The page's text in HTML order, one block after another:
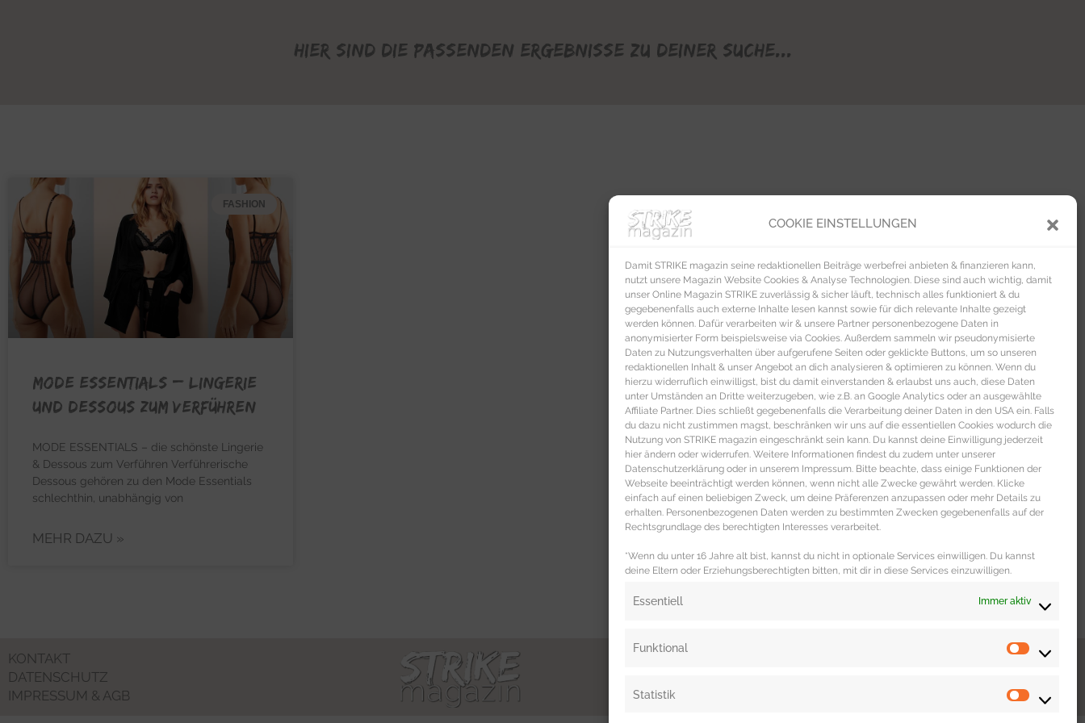
COOKIE EINSTELLUNGEN
Damit STRIKE magazin seine redaktionellen Beiträge werbefrei anbieten & finanzieren kann,
nutzt unsere Magazin Website Cookies & Analyse Technologien. Diese sind auch wichtig, damit
unser Online Magazin STRIKE zuverlässig & sicher läuft, technisch alles funktioniert & du
gegebenenfalls auch externe Inhalte lesen kannst sowie für dich relevante Inhalte gezeigt
werden können. Dafür verarbeiten wir & unsere Partner personenbezogene Daten in
anonymisierter Form beispielsweise via Cookies. Außerdem sammeln wir pseudonymisierte
Daten zu Nutzungsverhalten über aufgerufene Seiten oder geklickte Buttons, um so unseren
redaktionellen Inhalt & unser Angebot an dich analysieren & optimieren zu können. Wenn du
hierzu widerruflich einwilligst, bist du damit einverstanden & erlaubst uns auch, diese Daten
unter Umständen an Dritte weiterzugeben, wie z.B. an Google Analytics oder an ausgewählte
Affiliate Partner. Dies schließt gegebenenfalls die Verarbeitung deiner Daten in den USA ein. Falls
du dazu nicht zustimmen magst, beschränken wir uns auf die essentiellen Cookies wodurch die
Nutzung von STRIKE magazin eingeschränkt sein kann. Du kannst deine Einwilligung jederzeit
hier ändern oder widerrufen. Weitere Informationen findest du zudem unter unserer
Datenschutzerklärung oder in unserem Impressum. Bitte beachte, dass einige Funktionen der
Webseite beeinträchtigt werden können, wenn nicht alle Zwecke gewährt werden. Klicke
einfach auf einen beliebigen Zweck, um deine Präferenzen anzupassen oder mehr Details zu
erhalten. Personenbezogenen Daten werden zu bestimmten Zwecken gegebenenfalls auf der
Rechtsgrundlage des berechtigten Interesses verarbeitet.
*Wenn du unter 16 Jahre alt bist, kannst du nicht in optionale Services einwilligen. Du kannst
deine Eltern oder Erziehungsberechtigten bitten, mit dir in diese Services einzuwilligen.
Essentiell Immer aktiv
Funktional
Statistik
Hier sind die passenden Ergebnisse zu deiner Suche...
FASHION
MODE ESSENTIALS – Lingerie
und Dessous zum Verführen
MODE ESSENTIALS – die schönste Lingerie
& Dessous zum Verführen Verführerische
Dessous gehören zu den Mode Essentials
schlechthin, unabhängig von
MEHR DAZU »
KONTAKT
DATENSCHUTZ
IMPRESSUM & AGB